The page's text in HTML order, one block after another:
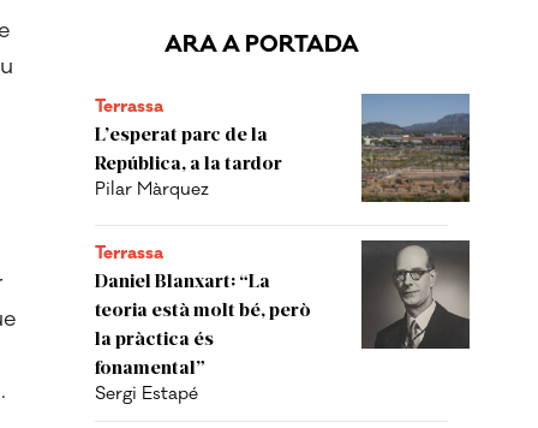
ARA A PORTADA
Terrassa
L’esperat parc de la
República, a la tardor
Pilar Màrquez
Terrassa
Daniel Blanxart: “La
teoria està molt bé, però
la pràctica és
fonamental”
Sergi Estapé